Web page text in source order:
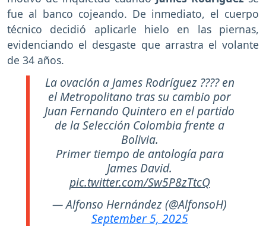
fue al banco cojeando. De inmediato, el cuerpo
técnico decidió aplicarle hielo en las piernas,
evidenciando el desgaste que arrastra el volante
de 34 años.
La ovación a James Rodríguez ???? en
el Metropolitano tras su cambio por
Juan Fernando Quintero en el partido
de la Selección Colombia frente a
Bolivia.
Primer tiempo de antología para
James David.
pic.twitter.com/Sw5P8zTtcQ
— Alfonso Hernández (@AlfonsoH)
September 5, 2025